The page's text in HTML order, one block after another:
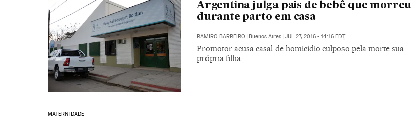
Argentina julga pais de bebê que morreu
durante parto em casa
RAMIRO BARREIRO | Buenos Aires | JUL 27, 2016 - 14:16 EDT
Promotor acusa casal de homicídio culposo pela morte sua
própria filha
MATERNIDADE